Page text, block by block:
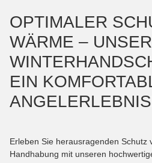
OPTIMALER
WÄRME –
EIN
Erleben Sie herausragenden Schutz
Handhabung mit unseren